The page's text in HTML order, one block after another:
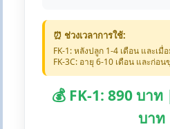
⏰ ช่วงเวลาการใช้:
FK-1: หลังปลูก 1-4 เดือน และเมื่
FK-3C: อายุ 6-10 เดือน และก่อ
💰 FK-1: 890 บาท
บาท